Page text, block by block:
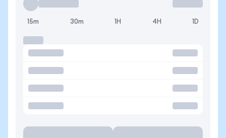
15m 30m 1H 4H 1D